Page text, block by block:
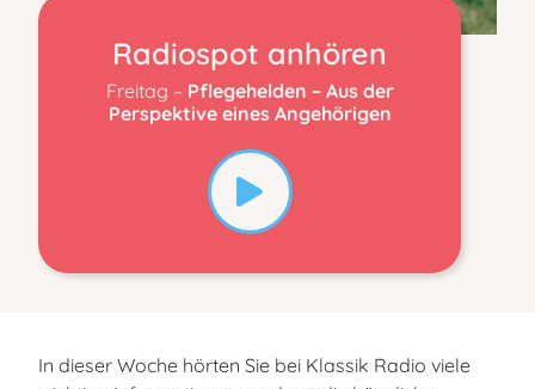
Radiospot anhören
Freitag – Pflegehelden – Aus der
Perspektive eines Angehörigen
In dieser Woche hörten Sie bei Klassik Radio viele